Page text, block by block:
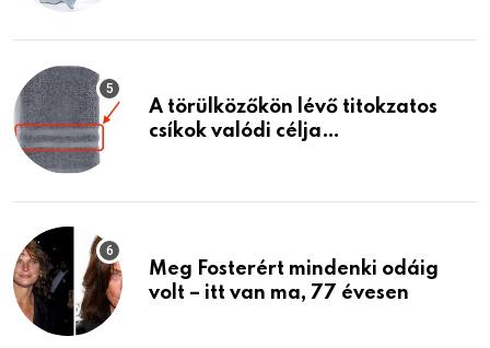
A törülközőkön lévő titokzatos
csíkok valódi célja…
Meg Fosterért mindenki odáig
volt – itt van ma, 77 évesen